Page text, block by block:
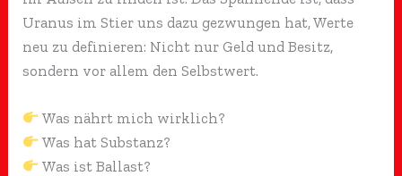
Uranus im Stier uns dazu gezwungen hat, Werte
neu zu definieren: Nicht nur Geld und Besitz,
sondern vor allem den Selbstwert.
Was nährt mich wirklich?
Was hat Substanz?
Was ist Ballast?